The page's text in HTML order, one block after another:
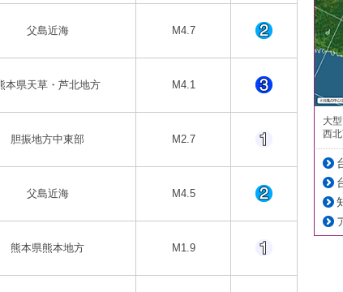
父島近海 M4.7
本県天草・芦北地方 M4.1
胆振地方中東部 M2.7
父島近海 M4.5
熊本県熊本地方 M1.9
大
西